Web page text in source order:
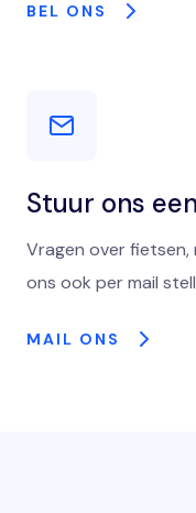
BEL ONS
Stuur ons
Vragen over fietsen,
ons ook per mail
MAIL ONS